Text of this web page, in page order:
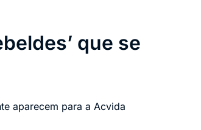
que se
aparecem para a Acvida